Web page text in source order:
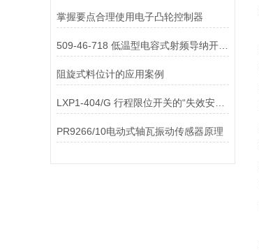
掌握要点合理使用电子凸轮控制器
509-46-718 低温型电容式射频导纳开关为何需选用特殊的电缆与密封胶？
阻旋式料位计的应用案例
LXP1-404/G 行程限位开关的“失效安全”设计理念是如何实现的？
PR9266/10电动式轴瓦振动传感器原理